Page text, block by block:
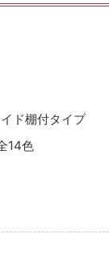
ド棚付タイプ
14色